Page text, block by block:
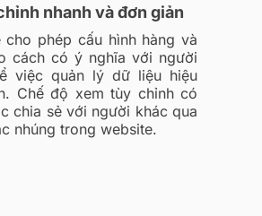
nhanh và đơn giản
cho phép cấu hình hàng và
cách có ý nghĩa với người
việc quản lý dữ liệu hiệu
Chế độ xem tùy chỉnh có
chia sẻ với người khác qua
nhúng trong website.